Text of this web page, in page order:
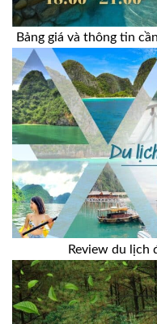
Bảng giá và thông tin
Review du lịch